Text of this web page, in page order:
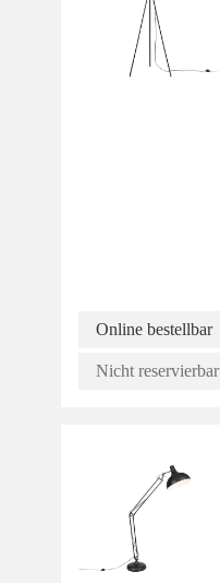
Online bestellbar
Nicht reservierbar